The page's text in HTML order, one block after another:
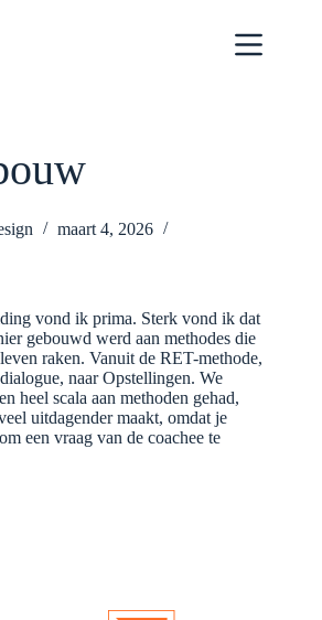
maart 4, 2026
vond ik prima. Sterk vond ik dat
gebouwd werd aan methodes die
raken. Vanuit de RET-methode,
naar Opstellingen. We
heel scala aan methoden gehad,
uitdagender maakt, omdat je
een vraag van de coachee te